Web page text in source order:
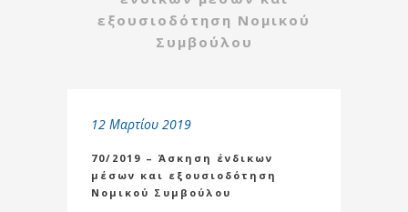
εξουσιοδότηση Νομικού
Συμβούλου
12 Μαρτίου 2019
70/2019 – Άσκηση ένδικων
μέσων και εξουσιοδότηση
Νομικού Συμβούλου